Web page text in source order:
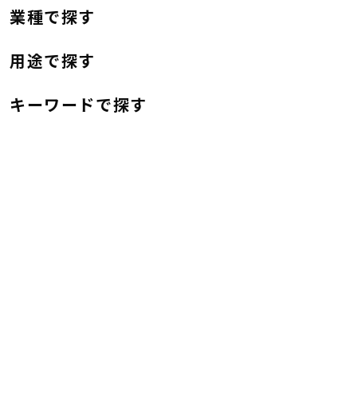
業種で探す
用途で探す
キーワードで探す